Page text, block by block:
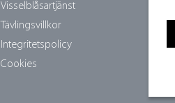
Visselblåsartjänst
Tävlingsvillkor
Integritetspolicy
Cookies